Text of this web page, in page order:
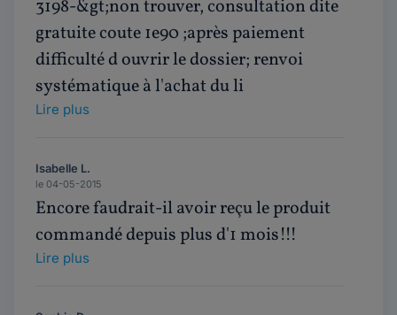
3198-&gt;non trouver, consultation dite
gratuite coute 1e90 ;après paiement
difficulté d ouvrir le dossier; renvoi
systématique à l'achat du li
Lire plus
Isabelle L.
le 04-05-2015
Encore faudrait-il avoir reçu le produit
commandé depuis plus d'1 mois!!!
Lire plus